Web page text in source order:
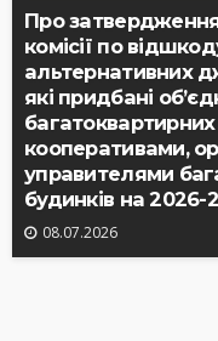
Про
комісії по
альтернативних
які придбані
кооперативами,
управителями
будинків на 2026-
08.07.2026